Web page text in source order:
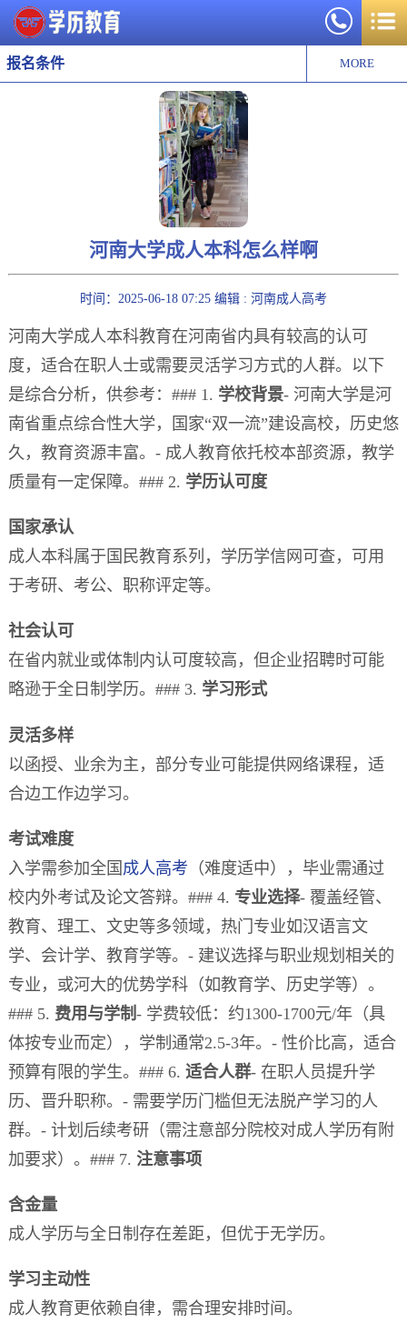
MORE
报名条件
河南大学成人本科怎么样啊
时间：2025-06-18 07:25 编辑 : 河南成人高考
河南大学成人本科教育在河南省内具有较高的认可
度，适合在职人士或需要灵活学习方式的人群。以下
是综合分析，供参考：### 1. 学校背景- 河南大学是河
南省重点综合性大学，国家“双一流”建设高校，历史悠
久，教育资源丰富。- 成人教育依托校本部资源，教学
质量有一定保障。### 2. 学历认可度
国家承认
成人本科属于国民教育系列，学历学信网可查，可用
于考研、考公、职称评定等。
社会认可
在省内就业或体制内认可度较高，但企业招聘时可能
略逊于全日制学历。### 3. 学习形式
灵活多样
以函授、业余为主，部分专业可能提供网络课程，适
合边工作边学习。
考试难度
入学需参加全国 成人高考 （难度适中），毕业需通过
校内外考试及论文答辩。### 4. 专业选择- 覆盖经管、
教育、理工、文史等多领域，热门专业如汉语言文
学、会计学、教育学等。- 建议选择与职业规划相关的
专业，或河大的优势学科（如教育学、历史学等）。
### 5. 费用与学制- 学费较低：约1300-1700元/年（具
体按专业而定），学制通常2.5-3年。- 性价比高，适合
预算有限的学生。### 6. 适合人群- 在职人员提升学
历、晋升职称。- 需要学历门槛但无法脱产学习的人
群。- 计划后续考研（需注意部分院校对成人学历有附
加要求）。### 7. 注意事项
含金量
成人学历与全日制存在差距，但优于无学历。
学习主动性
成人教育更依赖自律，需合理安排时间。